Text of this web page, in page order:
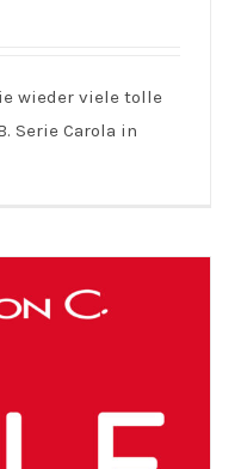
| Serie
berry“
wieder viele tolle
Serie Carola in